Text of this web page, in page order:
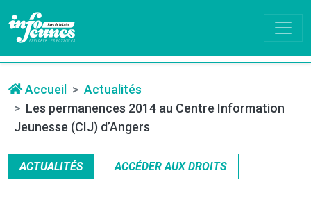
Accueil
Actualités
Les permanences 2014 au Centre Information
Jeunesse (CIJ) d’Angers
ACTUALITÉS ACCÉDER AUX DROITS